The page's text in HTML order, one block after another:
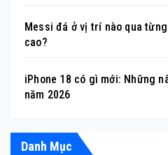
Messi đá ở vị trí nào qua
cao?
iPhone 18 có gì mới: Những
năm 2026
Danh Mục